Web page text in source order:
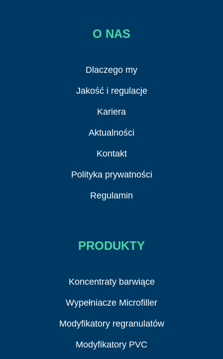
O NAS
Dlaczego my
Jakość i regulacje
Kariera
Aktualności
Kontakt
Polityka prywatności
Regulamin
PRODUKTY
Koncentraty barwiące
Wypełniacze Microfiller
Modyfikatory regranulatów
Modyfikatory PVC